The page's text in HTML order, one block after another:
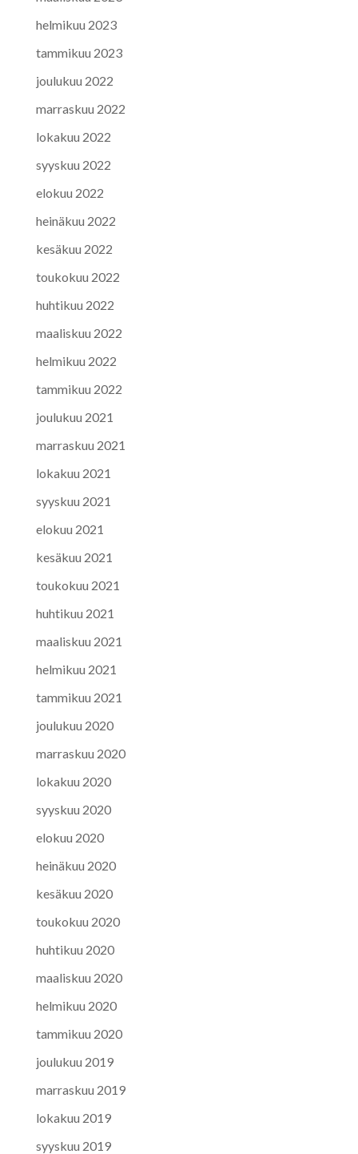
helmikuu 2023
tammikuu 2023
joulukuu 2022
marraskuu 2022
lokakuu 2022
syyskuu 2022
elokuu 2022
heinäkuu 2022
kesäkuu 2022
toukokuu 2022
huhtikuu 2022
maaliskuu 2022
helmikuu 2022
tammikuu 2022
joulukuu 2021
marraskuu 2021
lokakuu 2021
syyskuu 2021
elokuu 2021
kesäkuu 2021
toukokuu 2021
huhtikuu 2021
maaliskuu 2021
helmikuu 2021
tammikuu 2021
joulukuu 2020
marraskuu 2020
lokakuu 2020
syyskuu 2020
elokuu 2020
heinäkuu 2020
kesäkuu 2020
toukokuu 2020
huhtikuu 2020
maaliskuu 2020
helmikuu 2020
tammikuu 2020
joulukuu 2019
marraskuu 2019
lokakuu 2019
syyskuu 2019